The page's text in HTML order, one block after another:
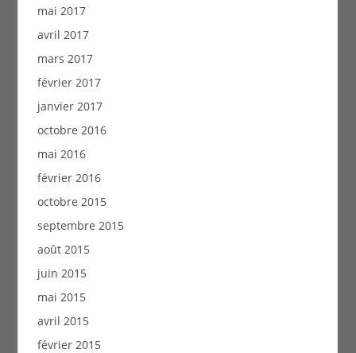
mai 2017
avril 2017
mars 2017
février 2017
janvier 2017
octobre 2016
mai 2016
février 2016
octobre 2015
septembre 2015
août 2015
juin 2015
mai 2015
avril 2015
février 2015